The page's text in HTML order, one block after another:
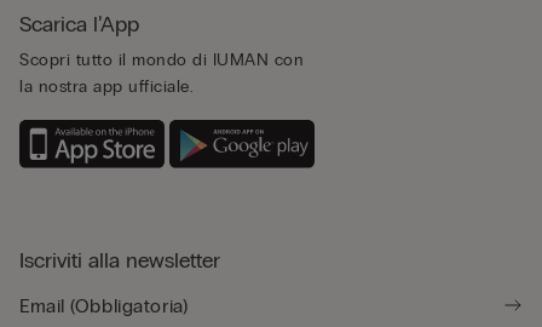
Scarica l’App
Scopri tutto il mondo di IUMAN con
la nostra app ufficiale.
Iscriviti alla newsletter